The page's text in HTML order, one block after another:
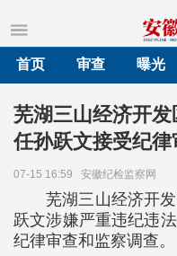
首页
审查 曝光
芜湖三山经济开
任孙跃文接受纪
07-15 16:59 安徽纪检监察网
芜湖三山经济开
跃文涉嫌严重违纪违
纪律审查和监察调查。